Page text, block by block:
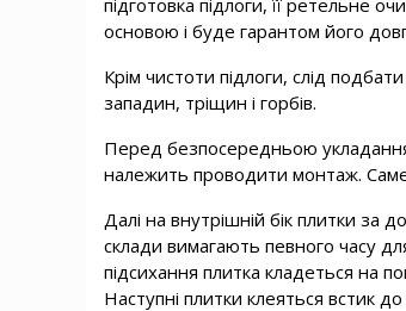
підготовка підлоги, її ретельне
основою і буде гарантом його
Крім чистоти підлоги, слід
западин, тріщин і горбів.
Перед безпосередньою
належить проводити монтаж. Саме
Далі на внутрішній бік плитки за
склади вимагають певного часу
підсихання плитка кладеться на
Наступні плитки клеяться встик